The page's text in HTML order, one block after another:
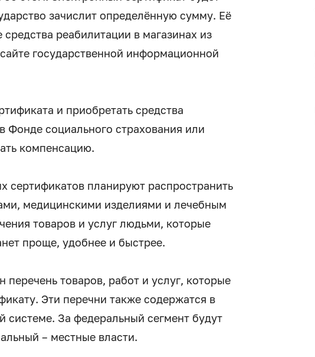
зачислит определённую сумму. Её
реабилитации в магазинах из
государственной информационной
и приобретать средства
Фонде социального страхования или
компенсацию.
сертификатов планируют распространить
медицинскими изделиями и лечебным
товаров и услуг людьми, которые
проще, удобнее и быстрее.
товаров, работ и услуг, которые
Эти перечни также содержатся в
За федеральный сегмент будут
– местные власти.